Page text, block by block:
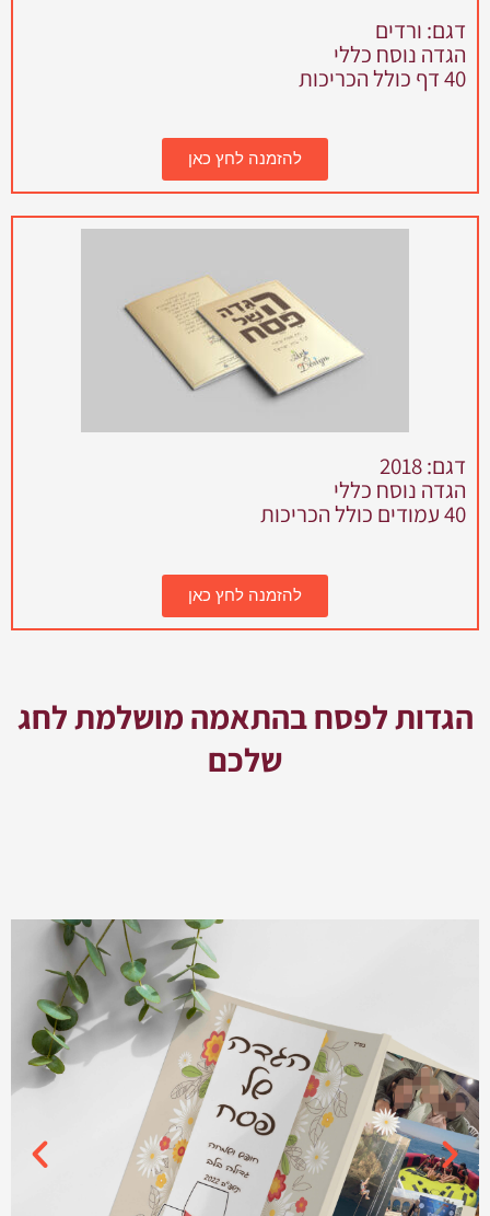
דגם: ורדים
הגדה נוסח כללי
40 דף כולל הכריכות
להזמנה לחץ כאן
דגם: 2018
הגדה נוסח כללי
40 עמודים כולל הכריכות
להזמנה לחץ כאן
הגדות לפסח בהתאמה מושלמת לחג
שלכם